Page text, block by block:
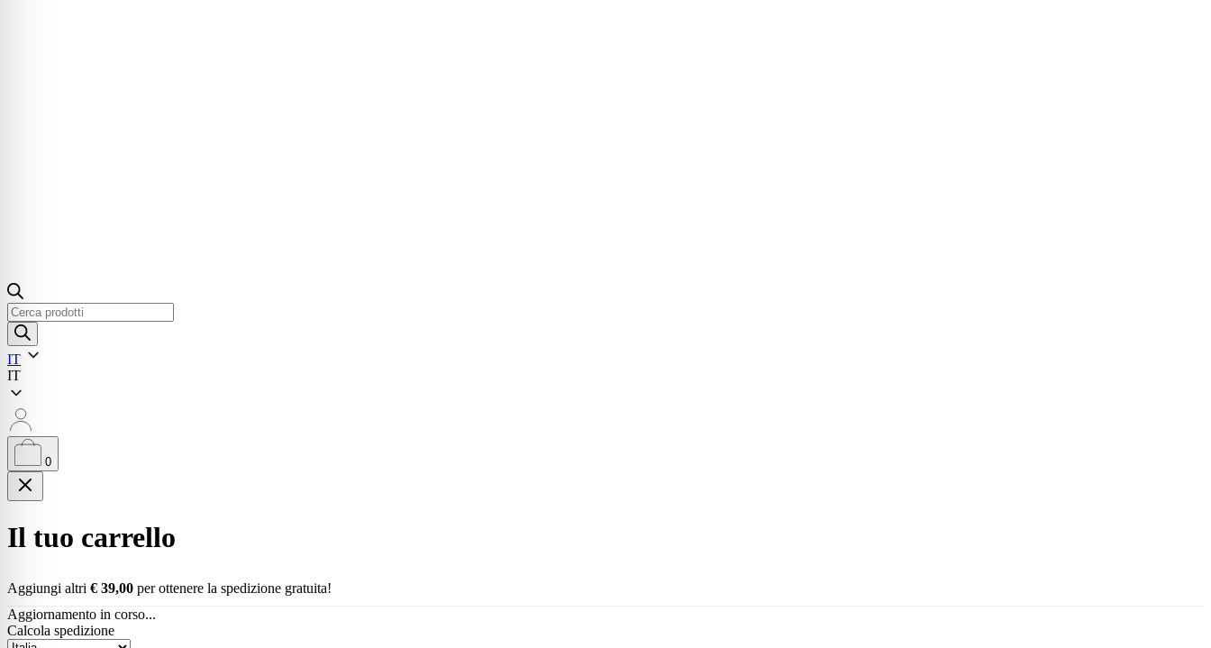
Ricerca
prodotti
IT
IT
0
Il tuo carrello
Aggiungi altri € 39,00 per ottenere la spedizione gratuita!
Aggiornamento in corso...
Calcola spedizione